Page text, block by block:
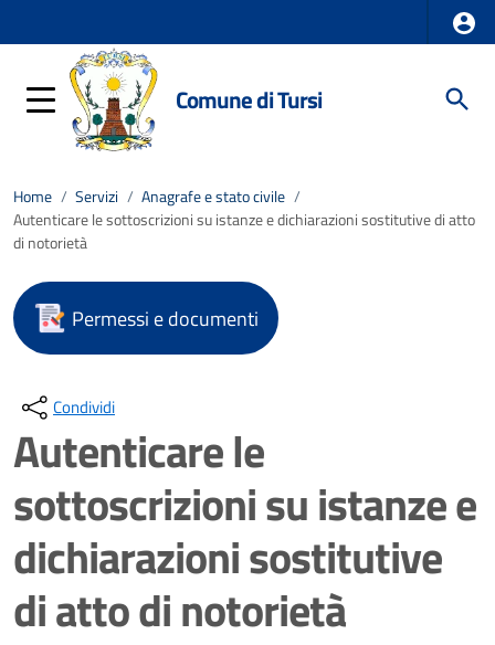
Comune di Tursi
Home / Servizi / Anagrafe e stato civile /
Autenticare le sottoscrizioni su istanze e dichiarazioni sostitutive di atto
di notorietà
Permessi e documenti
Condividi
Autenticare le
sottoscrizioni su istanze e
dichiarazioni sostitutive
di atto di notorietà